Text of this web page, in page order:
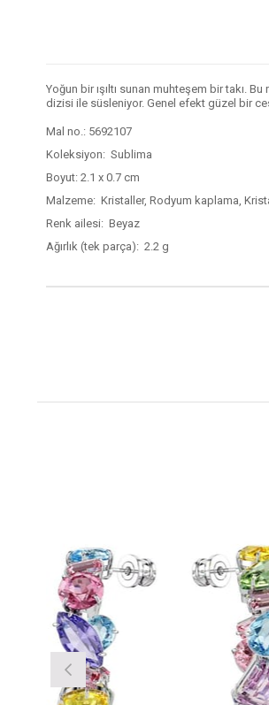
Yoğun bir ışıltı sunan muhteşem bir takı.
dizisi ile süsleniyor. Genel efekt güzel bir
Mal no.: 5692107
Koleksiyon: Sublima
Boyut: 2.1 x 0.7 cm
Malzeme: Kristaller, Rodyum kaplama,
Renk ailesi: Beyaz
Ağırlık (tek parça): 2.2 g